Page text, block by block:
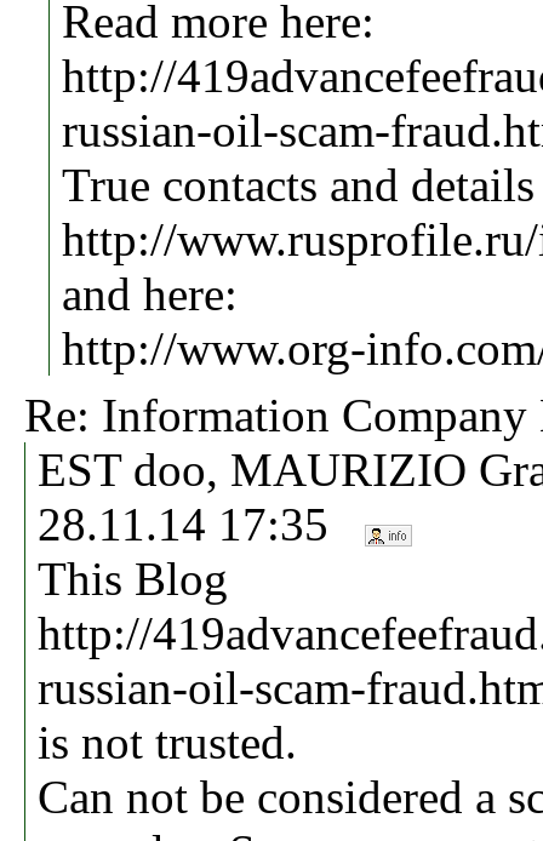
Read more here:
http://
russian-oil-scam-
True contacts and
http://
and here:
http://www.org-
Re: Information
EST doo, MAURIZIO
28.11.14 17:35
This Blog
http://
russian-oil-scam-
is not trusted.
Can not be considered a